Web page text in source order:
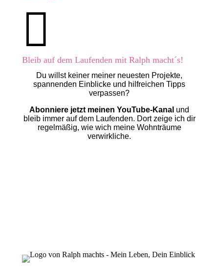

Bleib auf dem Laufenden mit Ralph macht´s!
Du willst keiner meiner neuesten Projekte,
spannenden Einblicke und hilfreichen Tipps
verpassen?
Abonniere jetzt meinen YouTube-Kanal und
bleib immer auf dem Laufenden. Dort zeige ich dir
regelmäßig, wie wich meine Wohnträume
verwirkliche.